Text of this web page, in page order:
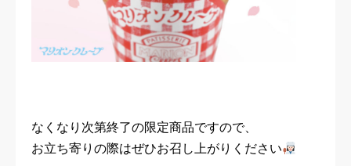
なくなり次第終了の限定商品ですので、
お立ち寄りの際はぜひお召し上がりください